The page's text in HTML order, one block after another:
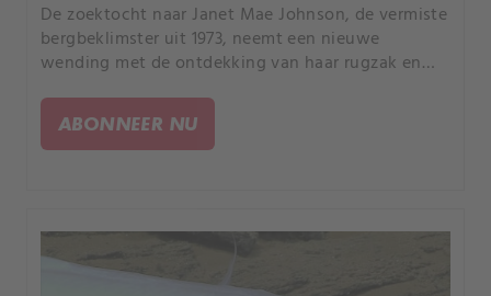
De zoektocht naar Janet Mae Johnson, de vermiste
bergbeklimster uit 1973, neemt een nieuwe
wending met de ontdekking van haar rugzak en
haar tragische lot.
ABONNEER NU